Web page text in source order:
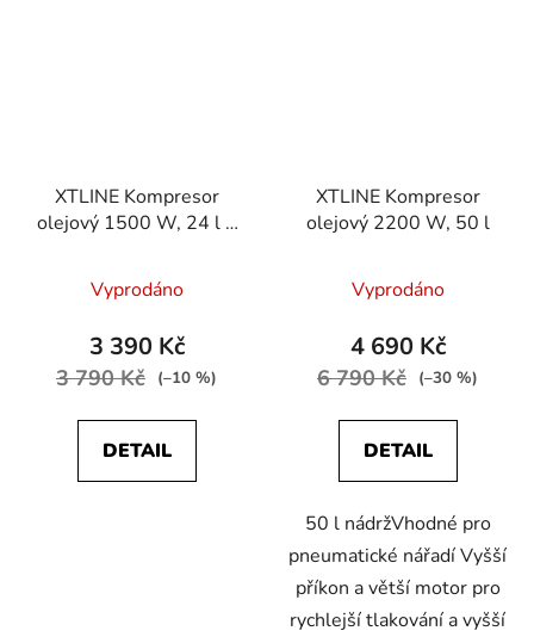
XTLINE Kompresor
olejový 1500 W, 24 l +
hodnocení
produktu
je
5
Vyprodáno
3 390 Kč
3 790 Kč (–10 %)
DETAIL
XTLINE Kompresor
olejový 2200 W, 50 l
Vyprodáno
4 690 Kč
6 790 Kč (–30 %)
DETAIL
50 l nádržVhodné pro
pneumatické nářadí Vyšší
příkon a větší motor pro
rychlejší tlakování a vyšší